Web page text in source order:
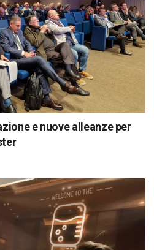
e nuove alleanze per